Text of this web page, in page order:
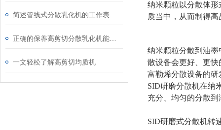
一文轻松了解高剪切均质机
纳米颗粒以分散体
质当中，从而制得
纳米颗粒分散到油
散设备会更好、更
富勒烯分散设备的
SID研磨分散机在纳
充分、均匀的分散
SID研磨式分散机转